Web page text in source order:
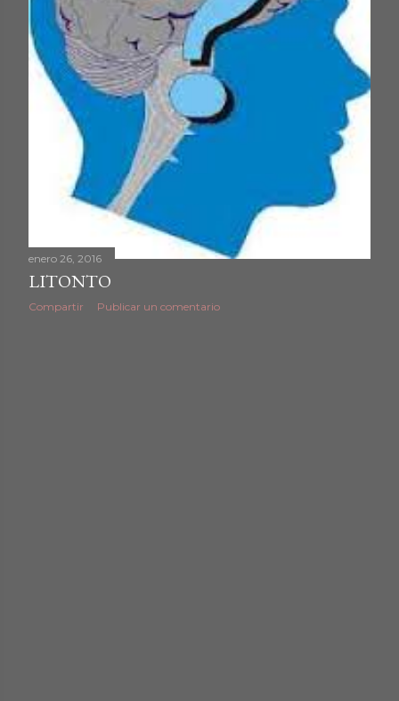
d
a
enero 26, 2016
LITONTO
Compartir Publicar un comentario